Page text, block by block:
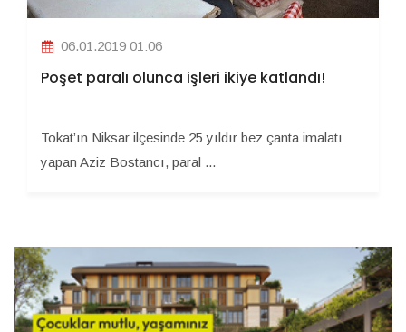
06.01.2019 01:06
Poşet paralı olunca işleri ikiye katlandı!
Tokat’ın Niksar ilçesinde 25 yıldır bez çanta imalatı
yapan Aziz Bostancı, paral ...